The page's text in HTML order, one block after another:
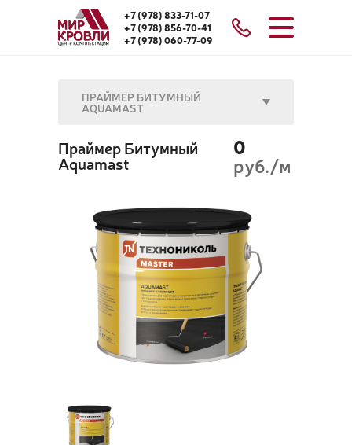
+7 (978) 833-71-07
+7 (978) 856-70-41
+7 (978) 060-77-09
ПРАЙМЕР БИТУМНЫЙ
AQUAMAST
Праймер Битумный
Aquamast
0
руб./м